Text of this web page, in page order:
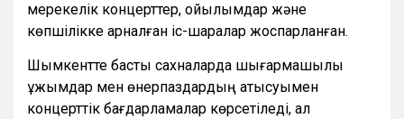
мерекелік концерттер, қойылымдар және
көпшілікке арналған іс-шаралар жоспарланған.
Шымкентте басты сахналарда шығармашылық
ұжымдар мен өнерпаздардың қатысуымен
концерттік бағдарламалар көрсетіледі, ал